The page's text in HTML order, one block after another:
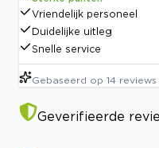
Vriendelijk personeel
Duidelijke uitleg
Snelle service
Gebaseerd op 14 reviews
Geverifieerde